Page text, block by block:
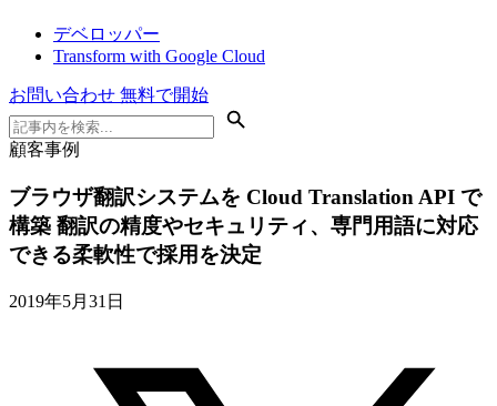
デベロッパー
Transform with Google Cloud
お問い合わせ 無料で開始
顧客事例
ブラウザ翻訳システムを Cloud Translation API で
構築 翻訳の精度やセキュリティ、専門用語に対応
できる柔軟性で採用を決定
2019年5月31日